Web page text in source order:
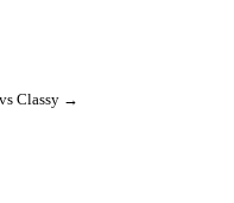
Classy →